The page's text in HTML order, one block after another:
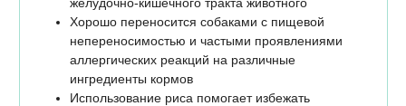
Хорошо переносится собаками с пищевой
непереносимостью и частыми проявлениями
аллергических реакций на различные
ингредиенты кормов
Использование риса помогает избежать